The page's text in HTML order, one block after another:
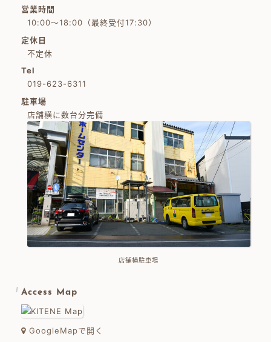
営業時間
10:00～18:00（最終受付17:30）
定休日
不定休
Tel
019-623-6311
駐車場
店舗横に数台分完備
店舗横駐車場
Access Map
GoogleMapで開く